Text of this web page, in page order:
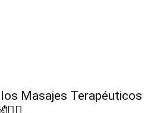
Masajes Terapéuticos